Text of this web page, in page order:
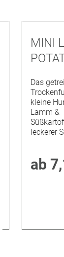
MINI
Das
kleine
Lamm &
leckerer
ab